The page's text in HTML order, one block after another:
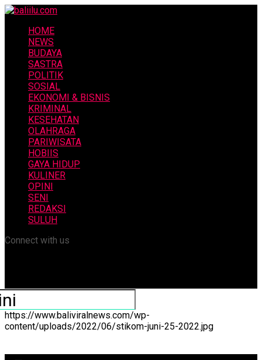
HOME
NEWS
BUDAYA
SASTRA
POLITIK
SOSIAL
EKONOMI & BISNIS
KRIMINAL
KESEHATAN
OLAHRAGA
PARIWISATA
HOBIIS
GAYA HIDUP
KULINER
OPINI
SENI
REDAKSI
SULUH
Connect with us
https://www.baliviralnews.com/wp-
content/uploads/2022/06/stikom-juni-25-2022.jpg